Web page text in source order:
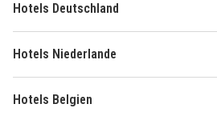
Hotels Deutschland
Hotels Niederlande
Hotels Belgien